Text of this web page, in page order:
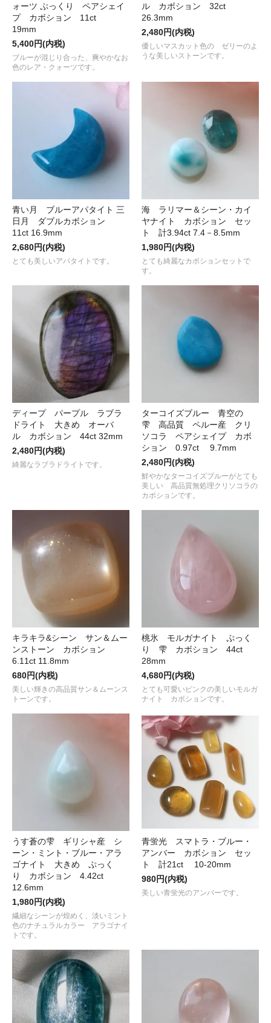
ォーツ ぷっくり ペアシェイ
プ カボション 11ct
19mm
5,400円(内税)
ブルーが混じり合った、爽やかなお
色のレア・クォーツです。
ル カボション 32ct
26.3mm
2,480円(内税)
優しいマスカット色の ゼリーのよ
うな美しいストーンです。
青い月 ブルーアパタイト 三
日月 ダブルカボション
11ct 16.9mm
2,680円(内税)
とても美しいアパタイトです。
海 ラリマー＆シーン・カイ
ヤナイト カボション セッ
ト 計3.94ct 7.4－8.5mm
1,980円(内税)
とても綺麗なカボションセットで
す。
ディープ パープル ラブラ
ドライト 大きめ オーバ
ル カボション 44ct 32mm
2,480円(内税)
綺麗なラブラドライトです。
ターコイズブルー 青空の
雫 高品質 ペルー産 クリ
ソコラ ペアシェイプ カボ
ション 0.97ct 9.7mm
2,480円(内税)
鮮やかなターコイズブルーがとても
美しい 高品質無処理クリソコラの
カボションです。
キラキラ&シーン サン＆ムー
ンストーン カボション
6.11ct 11.8mm
680円(内税)
美しい輝きの高品質サン＆ムーンス
トーンです。
桃氷 モルガナイト ぷっく
り 雫 カボション 44ct
28mm
4,680円(内税)
とても可愛いピンクの美しいモルガ
ナイト カボションです。
うす蒼の雫 ギリシャ産 シ
ーン・ミント・ブルー・アラ
ゴナイト 大きめ ぷっく
り カボション 4.42ct
12.6mm
1,980円(内税)
繊細なシーンが煌めく、淡いミント
色のナチュラルカラー アラゴナイ
トです。
青蛍光 スマトラ・ブルー・
アンバー カボション セッ
ト 計21ct 10-20mm
980円(内税)
美しい青蛍光のアンバーです。